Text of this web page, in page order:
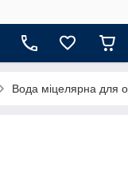
Вода міцелярна для